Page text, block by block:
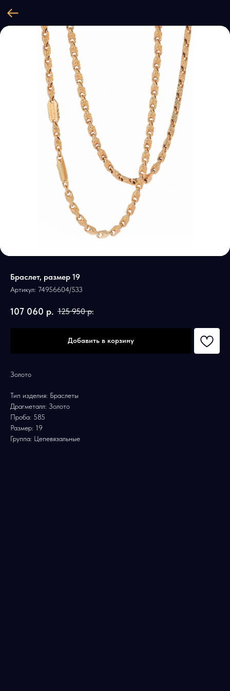
Браслет, размер 19
Артикул: 74956604/533
107 060 р. 125 950 р.
Добавить в корзину
Золото
Тип изделия: Браслеты
Драгметалл: Золото
Проба: 585
Размер: 19
Группа: Цепевязальные